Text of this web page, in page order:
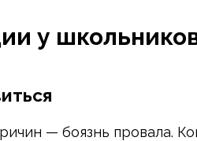
у
— боязнь провала.